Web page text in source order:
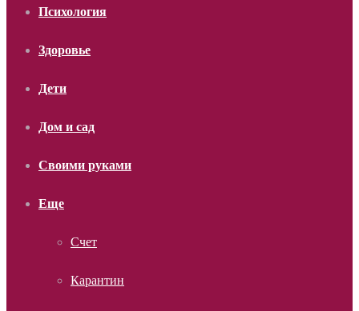
Психология
Здоровье
Дети
Дом и сад
Своими руками
Еще
Счет
Карантин